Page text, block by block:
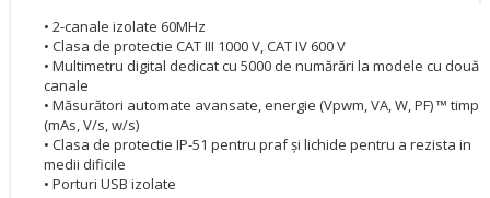
• 2-canale izolate 60MHz
• Clasa de protectie CAT III 1000 V, CAT IV 600 V
• Multimetru digital dedicat cu 5000 de numărări la modele cu două
canale
• Măsurători automate avansate, energie (Vpwm, VA, W, PF) ™ timp
(mAs, V/s, w/s)
• Clasa de protectie IP-51 pentru praf şi lichide pentru a rezista in
medii dificile
• Porturi USB izolate